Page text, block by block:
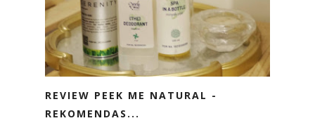
REVIEW PEEK ME NATURAL -
REKOMENDAS...